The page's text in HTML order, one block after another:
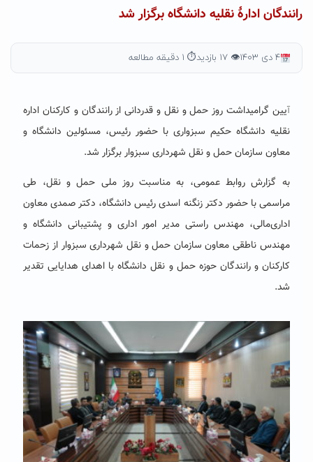
رانندگان ادارۀ نقلیه دانشگاه برگزار شد
۴ دی ۱۴۰۳ 👁 ۱۷ بازدید ⏱ ۱ دقیقه مطالعه
آیین گرامیداشت روز حمل و نقل و قدردانی از رانندگان و کارکنان اداره
نقلیه دانشگاه حکیم سبزواری با حضور رئیس، مسئولین دانشگاه و
معاون سازمان حمل و نقل شهرداری سبزوار برگزار شد.
به گزارش روابط عمومی، به مناسبت روز ملی حمل و نقل، طی
مراسمی با حضور دکتر زنگنه اسدی رئیس دانشگاه، دکتر صمدی معاون
اداری‌مالی، مهندس راستی مدیر امور اداری و پشتیبانی دانشگاه و
مهندس ناطقی معاون سازمان حمل و نقل شهرداری سبزوار از زحمات
کارکنان و رانندگان حوزه حمل و نقل دانشگاه با اهدای هدایایی تقدیر
شد.